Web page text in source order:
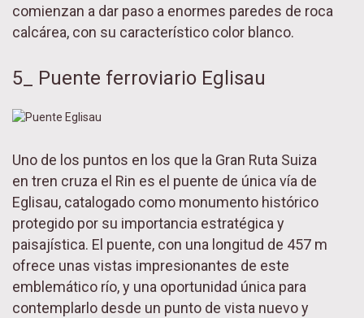
comienzan a dar paso a enormes paredes de roca
calcárea, con su característico color blanco.
5_ Puente ferroviario Eglisau
Uno de los puntos en los que la Gran Ruta Suiza
en tren cruza el Rin es el puente de única vía de
Eglisau, catalogado como monumento histórico
protegido por su importancia estratégica y
paisajística. El puente, con una longitud de 457 m
ofrece unas vistas impresionantes de este
emblemático río, y una oportunidad única para
contemplarlo desde un punto de vista nuevo y